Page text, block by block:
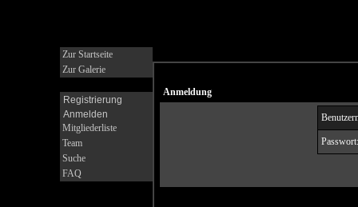
Zur Startseite
Zur Galerie
Registrierung
Anmelden
Mitgliederliste
Team
Suche
FAQ
Anmeldung
Passwort: